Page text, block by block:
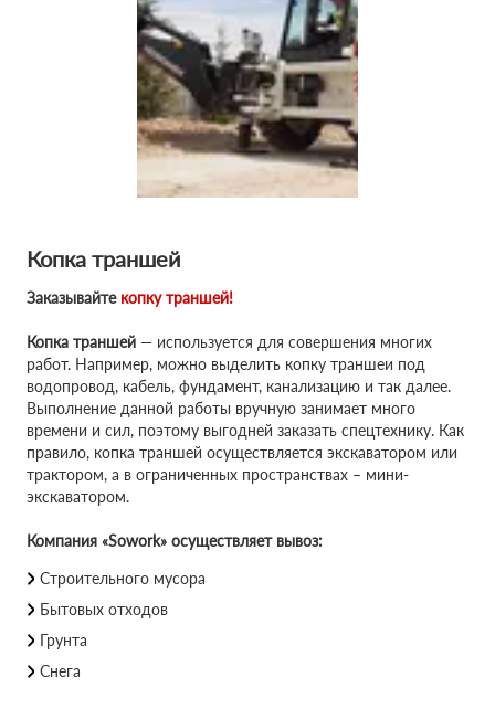
Копка траншей
Заказывайте копку траншей!
Копка траншей — используется для совершения многих
работ. Например, можно выделить копку траншеи под
водопровод, кабель, фундамент, канализацию и так далее.
Выполнение данной работы вручную занимает много
времени и сил, поэтому выгодней заказать спецтехнику. Как
правило, копка траншей осуществляется экскаватором или
трактором, а в ограниченных пространствах – мини-
экскаватором.
Компания «Sowork» осуществляет вывоз:
Строительного мусора
Бытовых отходов
Грунта
Снега